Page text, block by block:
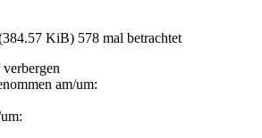
KiB) 578 mal betrachtet
am/um: